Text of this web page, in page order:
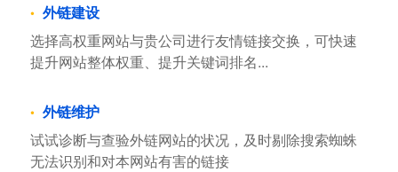
外链建设
选择高权重网站与贵公司进行友情链接交换，可快速
提升网站整体权重、提升关键词排名...
外链维护
试试诊断与查验外链网站的状况，及时剔除搜索蜘蛛
无法识别和对本网站有害的链接